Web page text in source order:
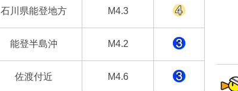
石川県能登地方 M4.3
能登半島沖 M4.2
佐渡付近 M4.6